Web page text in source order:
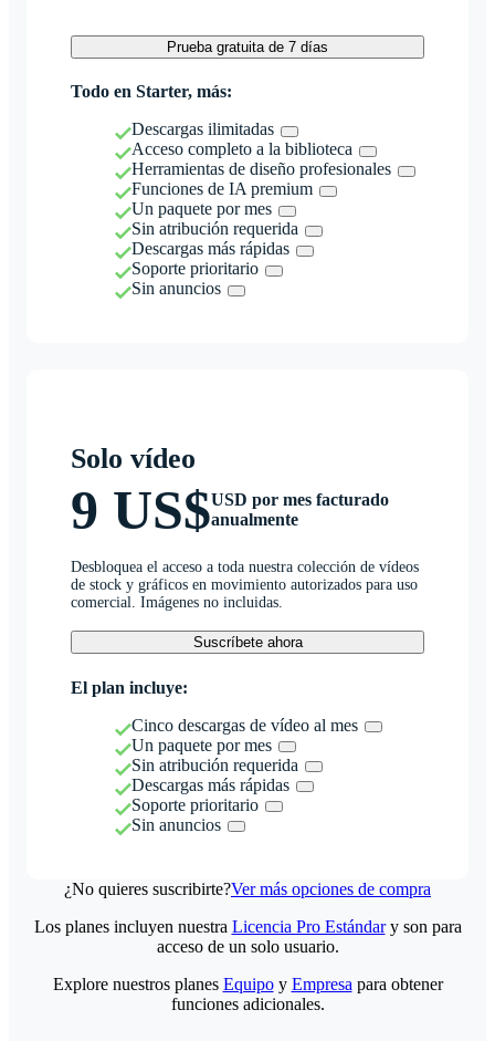
Prueba gratuita de 7 días
Todo en Starter, más:
Descargas ilimitadas
Acceso completo a la biblioteca
Herramientas de diseño profesionales
Funciones de IA premium
Un paquete por mes
Sin atribución requerida
Descargas más rápidas
Soporte prioritario
Sin anuncios
Solo vídeo
9 US$USD por mes facturado
anualmente
Desbloquea el acceso a toda nuestra colección de vídeos
de stock y gráficos en movimiento autorizados para uso
comercial. Imágenes no incluidas.
Suscríbete ahora
El plan incluye:
Cinco descargas de vídeo al mes
Un paquete por mes
Sin atribución requerida
Descargas más rápidas
Soporte prioritario
Sin anuncios
¿No quieres suscribirte?Ver más opciones de compra
Los planes incluyen nuestra Licencia Pro Estándary son para
acceso de un solo usuario.
Explore nuestros planes Equipoy Empresa para obtener
funciones adicionales.